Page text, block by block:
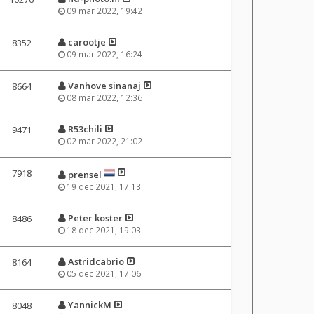
09 mar 2022, 19:42
8352 carootje
09 mar 2022, 16:24
8664 Vanhove sinanaj
08 mar 2022, 12:36
9471 R53chili
02 mar 2022, 21:02
7918 prensel
19 dec 2021, 17:13
8486 Peter koster
18 dec 2021, 19:03
8164 Astridcabrio
05 dec 2021, 17:06
8048 YannickM